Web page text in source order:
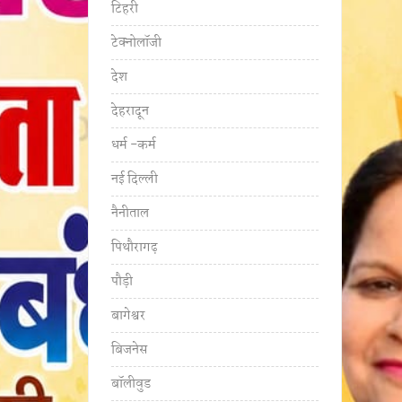
टिहरी
टेक्नोलॉजी
देश
देहरादून
धर्म -कर्म
नई दिल्ली
नैनीताल
पिथौरागढ़
पौड़ी
बागेश्वर
बिजनेस
बॉलीवुड